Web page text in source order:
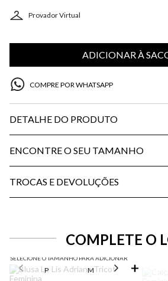
Provador Virtual
ADICIONAR À
COMPRE POR WHATSAPP
DETALHE DO PRODUTO
ENCONTRE O SEU TAMANHO
TROCAS E DEVOLUÇÕES
COMPLETE O
SELECIONE O TAMANHO PARA ADICIONAR
P M G